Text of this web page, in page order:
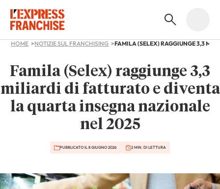
HOME NOTIZIE SUL FRANCHISING
Famila (Selex) raggiunge 3,3
miliardi di fatturato e diventa
la quarta insegna nazionale
nel 2025
PUBBLICATO IL 8 GIUGNO 2026 2 MIN. DI LETTURA